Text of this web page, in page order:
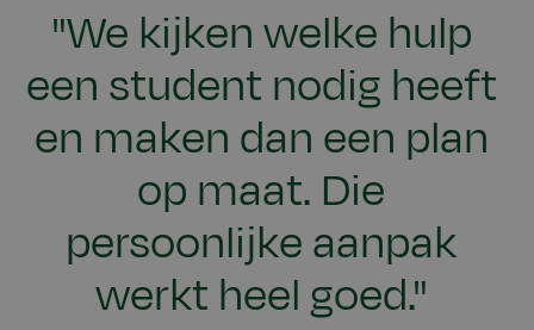
"We kijken welke hulp
een student nodig heeft
en maken dan een plan
op maat. Die
persoonlijke aanpak
werkt heel goed."